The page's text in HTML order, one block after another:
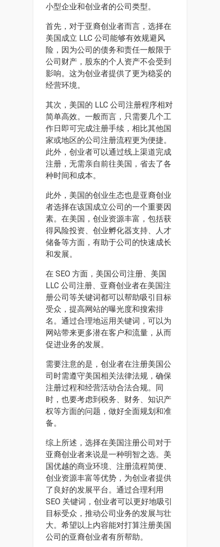
小型企业和创业者的公司类型。
首先，对于亚裔创业者而言，选择在
美国成立 LLC 公司能够有效规避风
险，因为公司的债务和责任一般限于
公司财产，股东的个人资产不会受到
影响。这为创业者提供了更为稳妥的
经营环境。
其次，美国的 LLC 公司注册程序相对
简单高效。一般而言，只需要几个工
作日即可完成注册手续，相比其他国
家或地区的公司注册流程更为便捷。
此外，创业者可以通过线上渠道完成
注册，无需亲自前往美国，省去了各
种时间和成本。
此外，美国的创业生态也是亚裔创业
者选择在该国成立公司的一个重要因
素。在美国，创业资源丰富，包括获
得风险投资、创业孵化器支持、人才
储备等方面，有助于公司的快速成长
和发展。
在 SEO 方面，美国公司注册、美国
LLC 公司注册、亚裔创业者在美国注
册公司等关键词都可以帮助吸引目标
受众，提高网站的曝光度和搜索排
名。通过合理地运用关键词，可以为
网站带来更多潜在客户和流量，从而
促进业务的发展。
需要注意的是，创业者在注册美国公
司时需遵守美国相关法律法规，确保
注册过程和经营活动合法合规。同
时，也要考虑到税务、财务、知识产
权等方面的问题，做好全面规划和准
备。
综上所述，选择在美国注册公司对于
亚裔创业者来说是一种明智之选。美
国优越的商业环境、注册流程简便、
创业资源丰富等优势，为创业者提供
了良好的发展平台。通过合理利用
SEO 关键词，创业者可以更好地吸引
目标受众，推动公司业务的发展与壮
大。希望以上内容能对打算注册美国
公司的亚裔创业者有所帮助。